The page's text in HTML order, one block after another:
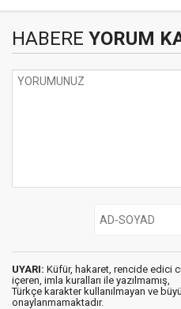
HABERE YORUM
UYARI: Küfür, hakaret, rencide edici
içeren, imla kuralları ile yazılmamış,
Türkçe karakter kullanılmayan ve
onaylanmamaktadır.